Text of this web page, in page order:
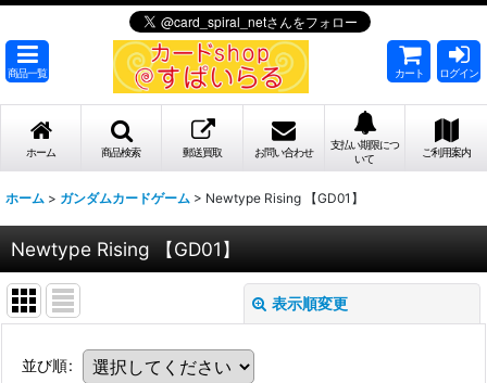
商品一覧 カート ログイン
ホーム 商品検索 郵送買取 お問い合わせ
支払い期限につ
いて
ご利用案内
ホーム > ガンダムカードゲーム > Newtype Rising 【GD01】
Newtype Rising 【GD01】
表示順変更
並び順: